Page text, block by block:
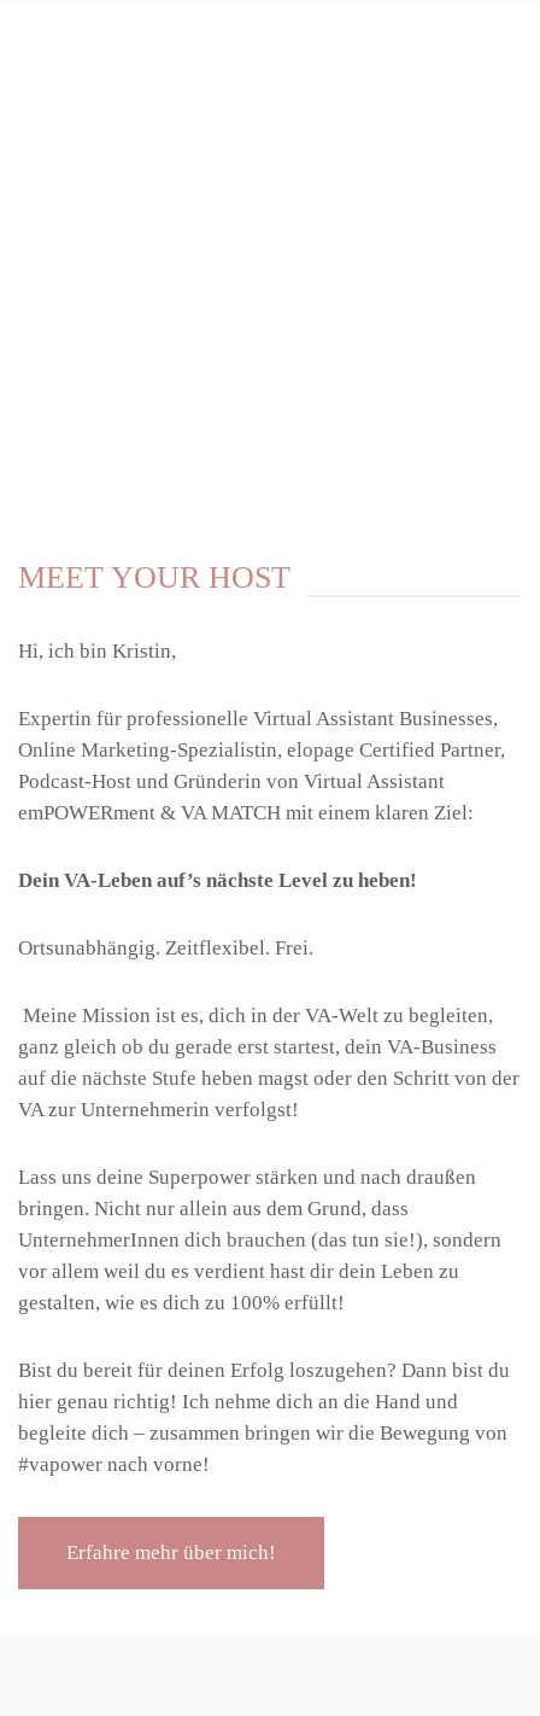
MEET YOUR HOST
Hi, ich bin Kristin,
Expertin für professionelle Virtual Assistant Businesses,
Online Marketing-Spezialistin, elopage Certified Partner,
Podcast-Host und Gründerin von Virtual Assistant
emPOWERment & VA MATCH mit einem klaren Ziel:
Dein VA-Leben auf’s nächste Level zu heben!
Ortsunabhängig. Zeitflexibel. Frei.
Meine Mission ist es, dich in der VA-Welt zu begleiten,
ganz gleich ob du gerade erst startest, dein VA-Business
auf die nächste Stufe heben magst oder den Schritt von der
VA zur Unternehmerin verfolgst!
Lass uns deine Superpower stärken und nach draußen
bringen. Nicht nur allein aus dem Grund, dass
UnternehmerInnen dich brauchen (das tun sie!), sondern
vor allem weil du es verdient hast dir dein Leben zu
gestalten, wie es dich zu 100% erfüllt!
Bist du bereit für deinen Erfolg loszugehen? Dann bist du
hier genau richtig! Ich nehme dich an die Hand und
begleite dich – zusammen bringen wir die Bewegung von
#vapower nach vorne!
Erfahre mehr über mich!